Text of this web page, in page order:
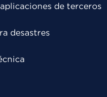
de terceros
desastres